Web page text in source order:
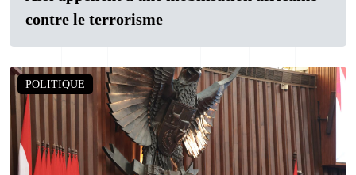
contre le terrorisme
POLITIQUE